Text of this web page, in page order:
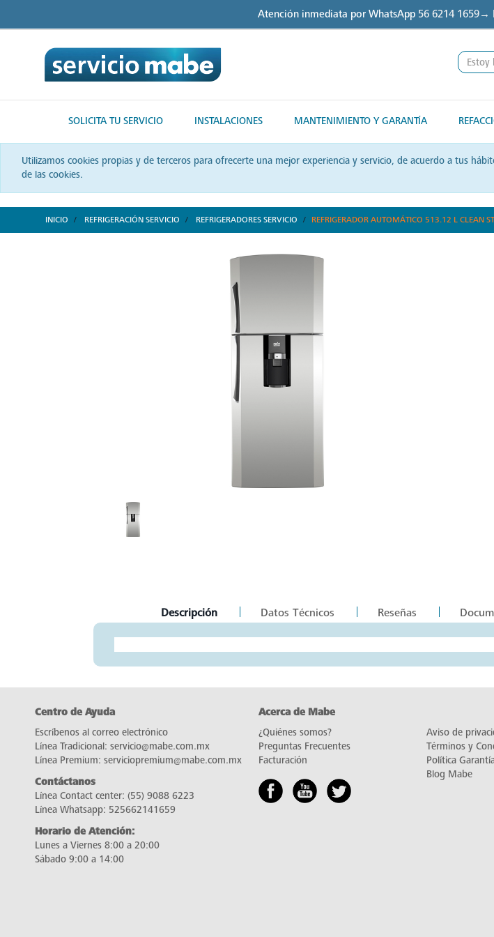
Atención inmediata por WhatsApp 56 6214 1659→
SOLICITA TU SERVICIO INSTALACIONES MANTENIMIENTO Y GARANTÍA
Utilizamos cookies propias y de terceros para ofrecerte una mejor experiencia y servicio, de acuerdo a tus
de las cookies.
INICIO REFRIGERACIÓN SERVICIO REFRIGERADORES SERVICIO REFRIGERADOR AUTOMÁTICO 513.12 L CLEAN
current
Descripción Datos Técnicos Reseñas
Centro de Ayuda
Escríbenos al correo electrónico
Línea Tradicional: servicio@mabe.com.mx
Línea Premium: serviciopremium@mabe.com.mx
Contáctanos
Línea Contact center: (55) 9088 6223
Línea Whatsapp: 525662141659
Horario de Atención:
Lunes a Viernes 8:00 a 20:00
Sábado 9:00 a 14:00
Acerca de Mabe
¿Quiénes somos?
Preguntas Frecuentes
Facturación
Aviso de
Términos y
Política
Blog Mabe